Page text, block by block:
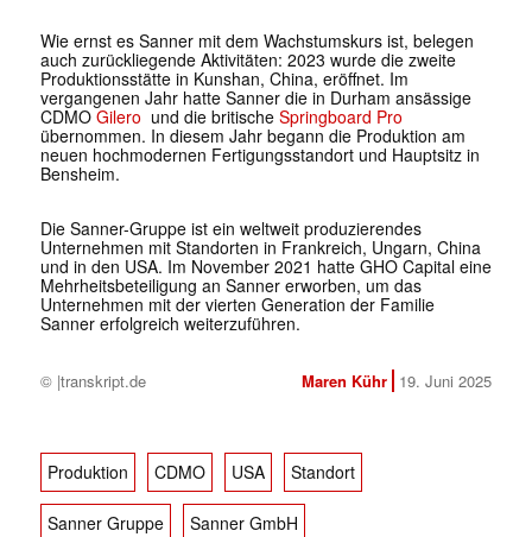
Wie ernst es Sanner mit dem Wachstumskurs ist, belegen
auch zurückliegende Aktivitäten: 2023 wurde die zweite
Produktionsstätte in Kunshan, China, eröffnet. Im
vergangenen Jahr hatte Sanner die in Durham ansässige
CDMO Gilero und die britische Springboard Pro
übernommen. In diesem Jahr begann die Produktion am
neuen hochmodernen Fertigungsstandort und Hauptsitz in
Bensheim.
Die Sanner-Gruppe ist ein weltweit produzierendes
Unternehmen mit Standorten in Frankreich, Ungarn, China
und in den USA. Im November 2021 hatte GHO Capital eine
Mehrheitsbeteiligung an Sanner erworben, um das
Unternehmen mit der vierten Generation der Familie
Sanner erfolgreich weiterzuführen.
© |transkript.de Maren Kühr 19. Juni 2025
Produktion CDMO USA Standort
Sanner Gruppe Sanner GmbH